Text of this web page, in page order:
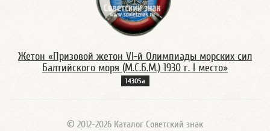
Жетон «Призовой жетон VI-й Олимпиады морских сил
Балтийского моря (М.С.Б.М.) 1930 г. I место»
14305а
© 2012-2026 Каталог Советский знак